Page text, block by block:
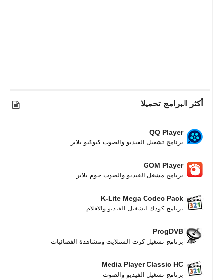
أكثر البرامج تحميلا
QQ Player
برنامج تشغيل الفيديو والصوت كيوكيو بلاير
GOM Player
برنامج مشغل الفيديو والصوت جوم بلاير
K-Lite Mega Codec Pack
برنامج كودك لتشغيل الفيديو والافلام
ProgDVB
برنامج تشغيل كرت الستلايت ومشاهدة الفضائيات
Media Player Classic HC
برنامج تشغيل الفيديو والصوت